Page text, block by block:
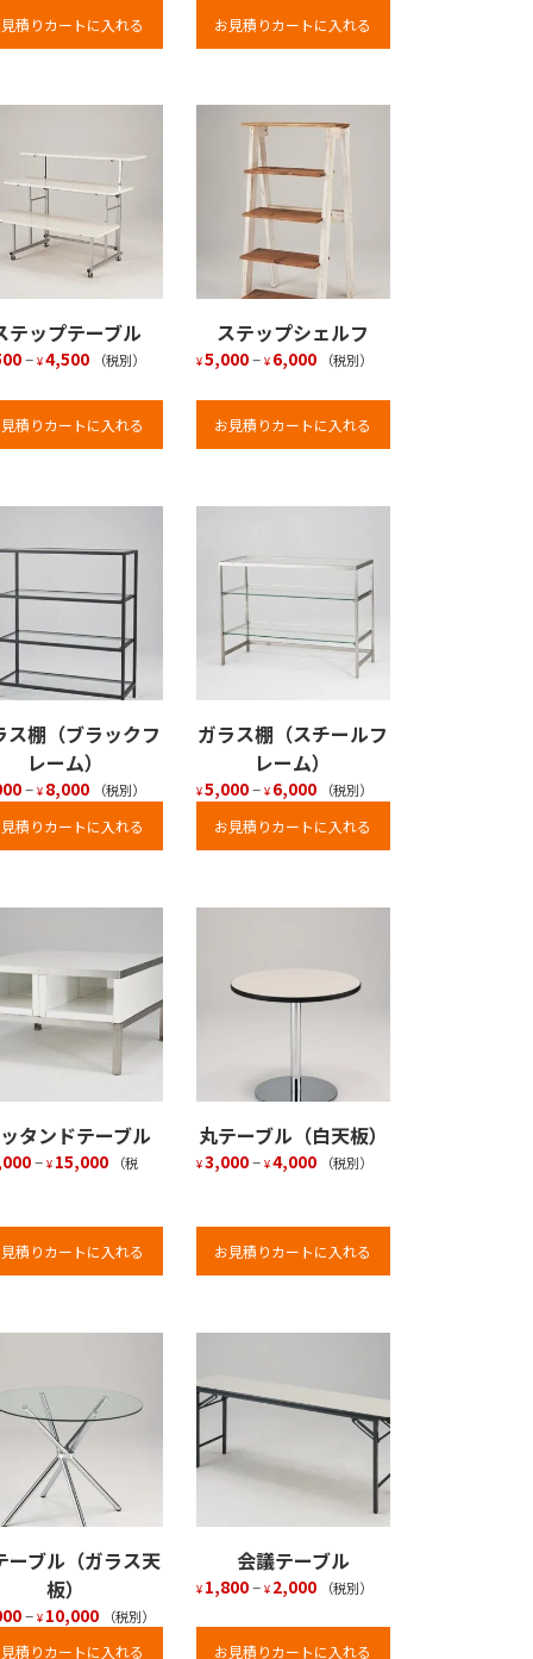
積りカートに入れる お見積りカートに入れる
テップテーブル
– ¥4,500 （税別）
積りカートに入れる
ステップシェルフ
¥5,000– ¥ 6,000 （税別）
お見積りカートに入れる
ス棚（ブラックフ
レーム）
– ¥ 8,000 （税別）
積りカートに入れる
ガラス棚（スチールフ
レーム）
¥5,000– ¥ 6,000 （税別）
お見積りカートに入れる
タンドテーブル
– ¥ 15,000 （税
積りカートに入れる
丸テーブル（白天板）
¥3,000– ¥4,000 （税別）
お見積りカートに入れる
ーブル（ガラス天
板）
– ¥ 10,000 （税別）
積りカートに入れる
会議テーブル
¥ 1,800– ¥ 2,000 （税別）
お見積りカートに入れる